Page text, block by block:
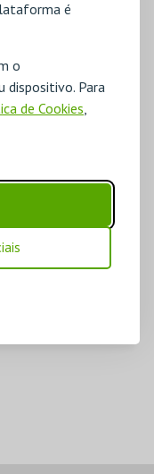
é
o
dispositivo. Para
de Cookies,